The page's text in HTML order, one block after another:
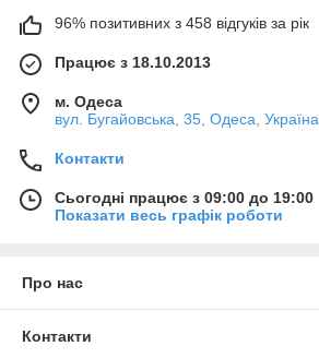
96% позитивних з 458 відгуків за рік
Працює з 18.10.2013
м. Одеса
вул. Бугайовська, 35, Одеса, Україна
Контакти
Сьогодні працює з 09:00 до 19:00
Показати весь графік роботи
Про нас
Контакти